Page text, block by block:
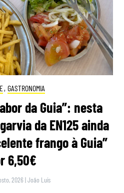
, GASTRONOMIA
da Guia”: nesta
da EN125 ainda
frango à Guia”
6,50€
2026 |João Luís